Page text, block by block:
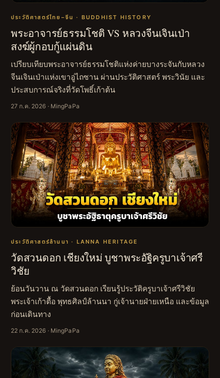
ประวัติศาสตร์ไทย–จีน · BUDDHIST HISTORY
พระอาจารย์ธรรมโชติ VS หลวงจีนเจินเป่า
สงฆ์ผู้กอบกู้แผ่นดิน
เปรียบเทียบพระอาจารย์ธรรมโชติแห่งค่ายบางระจันกับหลวง
จีนเจินเป่าแห่งเขาอู่ไถซาน ผ่านประวัติศาสตร์ พระวินัย และ
ประสบการณ์จริงที่วัดโพธิ์เก้าต้น
27 ก.ค. 2026 · MingPaPa
ประวัติศาสตร์ล้านนา · LANNA HERITAGE
วัดสวนดอก เชียงใหม่ บูชาพระอัฐิครูบาเจ้าศรี
วิชัย
ย้อนวันวาน ณ วัดสวนดอก เรียนรู้ประวัติครูบาเจ้าศรีวิชัย
พระเจ้าเก้าตื้อ พุทธศิลป์ล้านนา กู่เจ้านายฝ่ายเหนือ และข้อมูล
ก่อนเดินทาง
22 ก.ค. 2026 · MingPaPa